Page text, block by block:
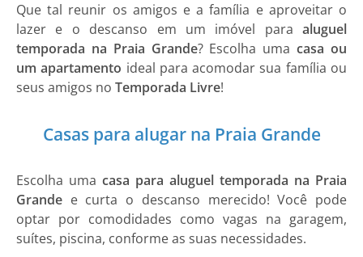
Que tal reunir os amigos e a família e aproveitar o
lazer e o descanso em um imóvel para aluguel
temporada na Praia Grande? Escolha umacasa ou
um apartamento ideal para acomodar sua família ou
seus amigos no Temporada Livre!
Casas para alugar na Praia Grande
Escolha uma casa para aluguel temporada na Praia
Grande e curta o descanso merecido! Você pode
optar por comodidades como vagas na garagem,
suítes, piscina, conforme as suas necessidades.